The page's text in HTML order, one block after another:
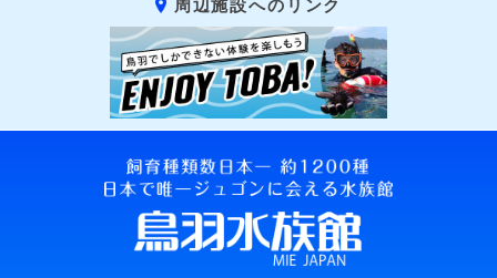
周辺施設へのリンク